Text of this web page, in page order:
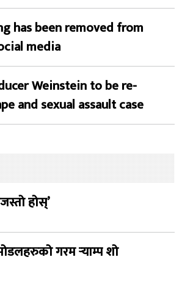
has been removed from
media
Weinstein to be re-
and sexual assault case
होस्’
गरम र्‍याम्प शो